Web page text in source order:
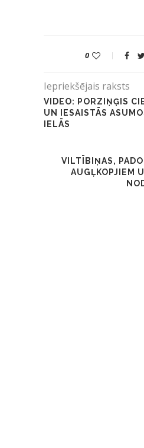
0
Iepriekšējais raksts
VIDEO: PORZIŅĢIS
UN IESAISTĀS
IELĀS
VILTĪBIŅAS,
AUGĻKOPJIEM